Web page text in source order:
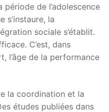
de l’adolescence
s’instaure, la
sociale s’établit.
C’est, dans
l’âge de la performance
la coordination et la
études publiées dans